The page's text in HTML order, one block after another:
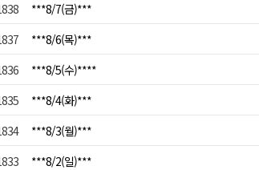
***8/7(금)***
***8/6(목)***
***8/5(수)****
***8/4(화)***
***8/3(월)***
***8/2(일)***